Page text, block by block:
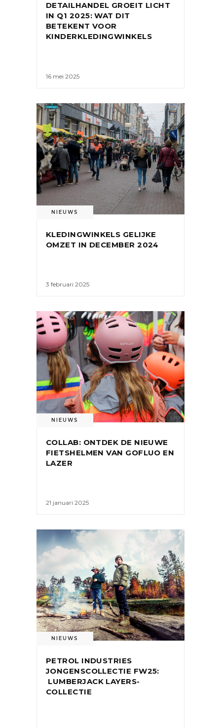
DETAILHANDEL GROEIT LICHT
IN Q1 2025: WAT DIT
BETEKENT VOOR
KINDERKLEDINGWINKELS
16 mei 2025
NIEUWS
KLEDINGWINKELS GELIJKE
OMZET IN DECEMBER 2024
3 februari 2025
NIEUWS
COLLAB: ONTDEK DE NIEUWE
FIETSHELMEN VAN GOFLUO EN
LAZER
21 januari 2025
NIEUWS
PETROL INDUSTRIES
JONGENSCOLLECTIE FW25:
LUMBERJACK LAYERS-
COLLECTIE